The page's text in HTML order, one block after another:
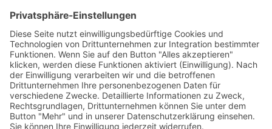
Susanne Steiger
Geschäfte
Newsletter
Kontakt